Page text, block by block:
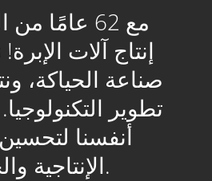
مع 62 عامًا
إنتاج آلات الإبرة!
صناعة
تطوير
أنفسنا
الإنتاجية والجودة.